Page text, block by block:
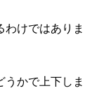
けではありま
かで上下しま